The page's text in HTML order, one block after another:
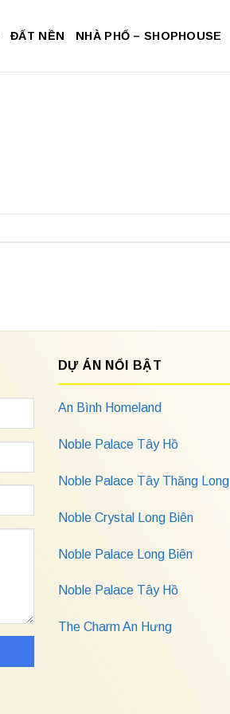
ĐẤT NỀN NHÀ PHỐ – SHOPHOUSE
DỰ ÁN NỔI BẬT
An Bình Homeland
Noble Palace Tây Hồ
Noble Palace Tây Thăng Long
Noble Crystal Long Biên
Noble Palace Long Biên
Noble Palace Tây Hồ
The Charm An Hưng